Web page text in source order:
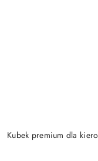
Kubek premium dla